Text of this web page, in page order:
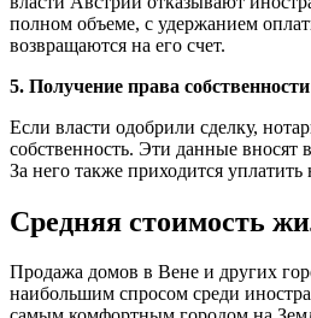
полном объеме, с удержанием
возвращаются на его счет.
5. Получение права собственности
Если власти одобрили сделку,
собственность. Эти данные вносят
За него также приходится уплатить
Средняя стоимость
Продажа домов в Вене и других
наибольшим спросом среди